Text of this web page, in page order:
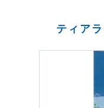
ティア